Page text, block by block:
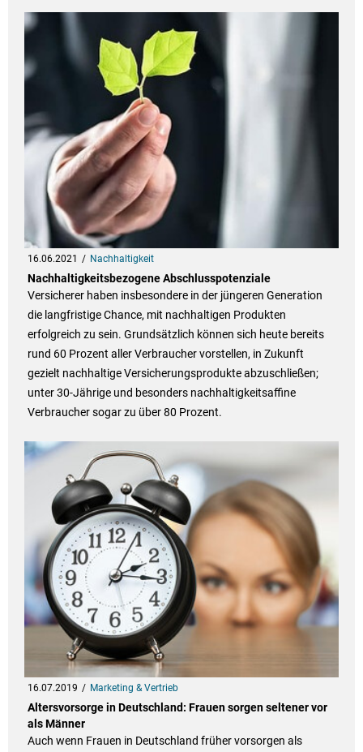
16.06.2021 Nachhaltigkeit
Nachhaltigkeitsbezogene Abschlusspotenziale
Versicherer haben insbesondere in der jüngeren Generation
die langfristige Chance, mit nachhaltigen Produkten
erfolgreich zu sein. Grundsätzlich können sich heute bereits
rund 60 Prozent aller Verbraucher vorstellen, in Zukunft
gezielt nachhaltige Versicherungsprodukte abzuschließen;
unter 30-Jährige und besonders nachhaltigkeitsaffine
Verbraucher sogar zu über 80 Prozent.
16.07.2019 Marketing & Vertrieb
Altersvorsorge in Deutschland: Frauen sorgen seltener vor
als Männer
Auch wenn Frauen in Deutschland früher vorsorgen als